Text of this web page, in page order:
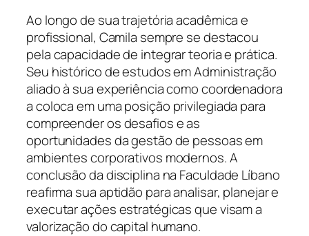
Ao longo de sua trajetória acadêmica e
profissional, Camila sempre se destacou
pela capacidade de integrar teoria e prática.
Seu histórico de estudos em Administração
aliado à sua experiência como coordenadora
a coloca em uma posição privilegiada para
compreender os desafios e as
oportunidades da gestão de pessoas em
ambientes corporativos modernos. A
conclusão da disciplina na Faculdade Líbano
reafirma sua aptidão para analisar, planejar e
executar ações estratégicas que visam a
valorização do capital humano.